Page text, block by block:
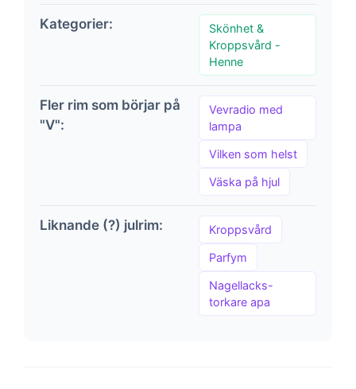
Kategorier:
Skönhet &
Kroppsvård -
Henne
Fler rim som börjar på
"V":
Vevradio med
lampa
Vilken som helst
Väska på hjul
Liknande (?) julrim: Kroppsvård
Parfym
Nagellacks-
torkare apa